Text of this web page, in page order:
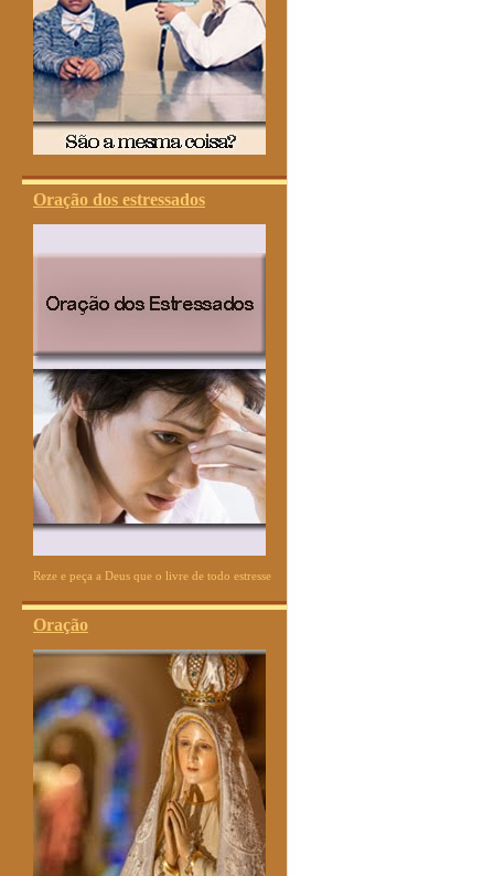
Oração dos estressados
Reze e peça a Deus que o livre de todo estresse
Oração